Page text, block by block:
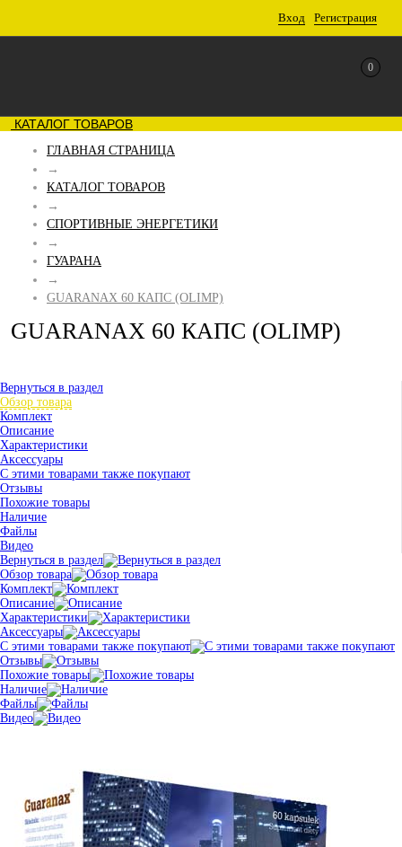
Вход Регистрация
0
КАТАЛОГ ТОВАРОВ
ГЛАВНАЯ СТРАНИЦА
→
КАТАЛОГ ТОВАРОВ
→
СПОРТИВНЫЕ ЭНЕРГЕТИКИ
→
ГУАРАНА
→
GUARANAX 60 КАПС (OLIMP)
GUARANAX 60 КАПС (OLIMP)
Вернуться в раздел
Обзор товара
Комплект
Описание
Характеристики
Аксессуары
С этими товарами также покупают
Отзывы
Похожие товары
Наличие
Файлы
Видео
Вернуться в раздел
Обзор товара
Комплект
Описание
Характеристики
Аксессуары
С этими товарами также покупают
Отзывы
Похожие товары
Наличие
Файлы
Видео